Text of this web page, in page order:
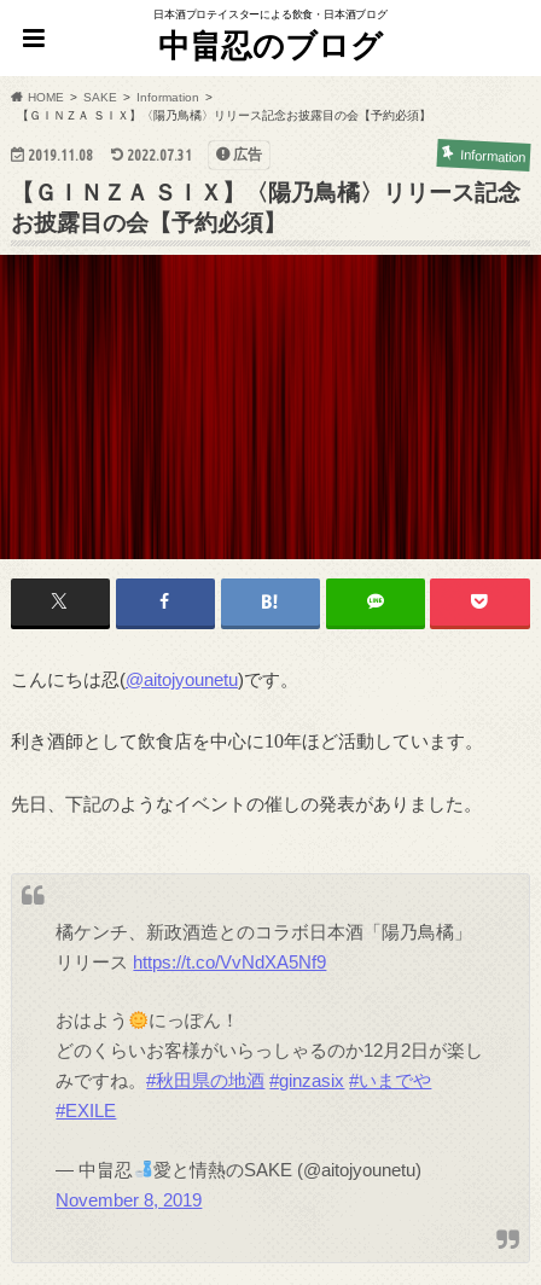
日本酒プロテイスターによる飲食・日本酒ブログ
中畠忍のブログ
HOME SAKE
Information
【ＧＩＮＺＡ ＳＩＸ】〈陽乃鳥橘〉リリース記念お披露目の会【予約必須】
2019.11.08 2022.07.31 Information
広告
【ＧＩＮＺＡ ＳＩＸ】〈陽乃鳥橘〉リリース記念
お披露目の会【予約必須】
こんにちは忍(@aitojyounetu)です。
利き酒師として飲食店を中心に10年ほど活動しています。
先日、下記のようなイベントの催しの発表がありました。
橘ケンチ、新政酒造とのコラボ日本酒「陽乃鳥橘」
リリース https://t.co/VvNdXA5Nf9
おはよう
にっぽん！
どのくらいお客様がいらっしゃるのか12月2日が楽し
みですね。#秋田県の地酒 #ginzasix #いまでや
#EXILE
— 中畠忍
愛と情熱のSAKE (@aitojyounetu)
November 8, 2019